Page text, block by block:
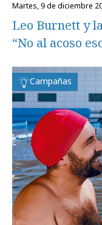
martes, 9 de diciembre
Leo Burnett y
“No al acoso
Campañas